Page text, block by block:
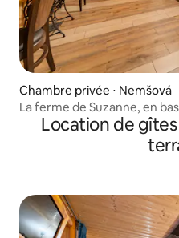
Chambre privée ⋅ Nemšová
La ferme de Suzanne, en bas
Location de